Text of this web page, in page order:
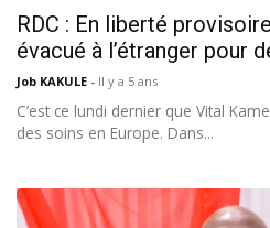
RDC : En liberté
évacué à l’étranger pour
Job KAKULE - Il y a 5 ans
C’est ce lundi dernier que Vital
des soins en Europe. Dans...